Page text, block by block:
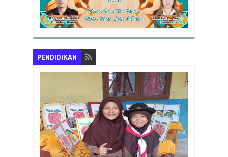
PENDIDIKAN